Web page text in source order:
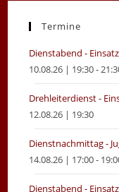
new
new
Termine
Dienstabend -
10.08.26 | 19:30 -
Drehleiterdienst -
12.08.26 | 19:30
Dienstnachmittag -
14.08.26 | 17:00 -
Dienstabend -